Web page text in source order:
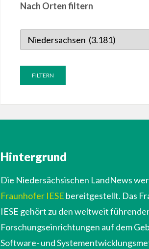
Nach Orten filtern
Hintergrund
Die Niedersächsischen LandNews
Fraunhofer IESE bereitgestellt. Das
IESE gehört zu den weltweit
Forschungseinrichtungen auf dem
Software- und